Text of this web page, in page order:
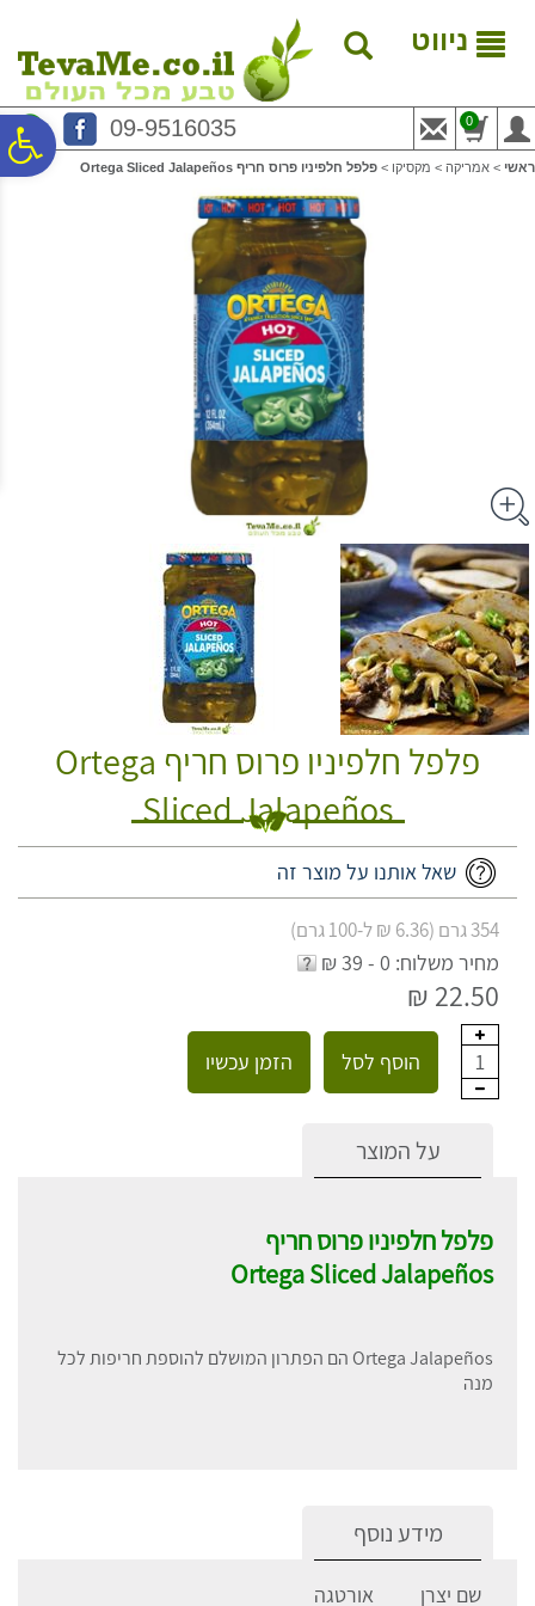
נגישות
המרכזי
ניווט
09-9516035 0
ראשי > אמריקה > מקסיקו > פלפל חלפיניו פרוס חריף Ortega Sliced Jalapeños
פלפל חלפיניו פרוס חריף Ortega
Sliced Jalapeños
שאל אותנו על מוצר זה
354 גרם (6.36 ₪ ל-100 גרם)
מחיר משלוח: 0 - 39 ₪
22.50 ₪
1 הוסף לסל הזמן עכשיו
על המוצר
פלפל חלפיניו פרוס חריף
Ortega Sliced Jalapeños
Ortega Jalapeños הם הפתרון המושלם להוספת חריפות לכל
מנה
מידע נוסף
שם יצרן אורטגה